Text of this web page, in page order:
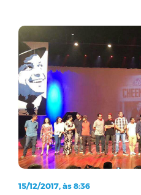
15/12/2017, às 8:36